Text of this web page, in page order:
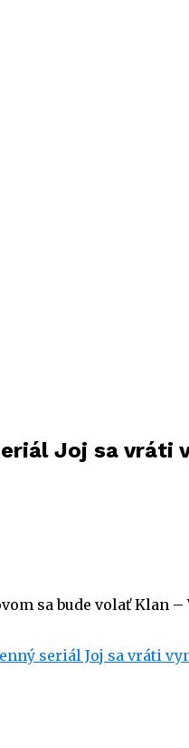
Joj sa vráti
sa bude volať Klan
seriál Joj sa vráti